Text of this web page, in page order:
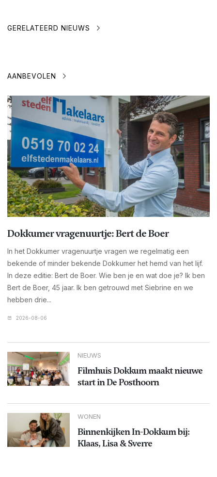
GERELATEERD NIEUWS
AANBEVOLEN
Dokkumer vragenuurtje: Bert de Boer
In het Dokkumer vragenuurtje vragen we regelmatig een
bekende of minder bekende Dokkumer het hemd van het lijf.
In deze editie: Bert de Boer. Wie ben je en wat doe je? Ik ben
Bert de Boer, 45 jaar. Ik ben getrouwd met Siebrine en we
hebben drie...
2026-08-06
NIEUWS
Filmhuis Dokkum maakt nieuwe
start in De Posthoorn
WONEN
Binnenkijken In-Dokkum bij:
Klaas, Lisa & Sverre